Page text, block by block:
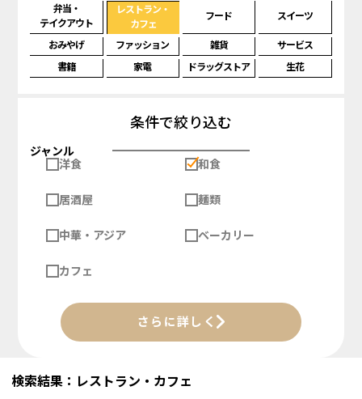
弁当・
テイクアウト
レストラン・
カフェ
フード スイーツ
おみやげ ファッション 雑貨
サービス
書籍
家電 ドラッグストア 生花
条件で絞り込む
ジャンル
洋食
和食
居酒屋 麺類
中華・アジア ベーカリー
カフェ
さらに詳しく
検索結果：レストラン・カフェ